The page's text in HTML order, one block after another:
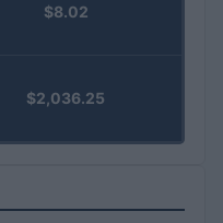
$8.02
$2,036.25